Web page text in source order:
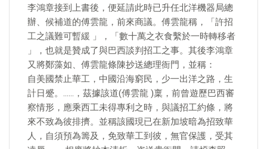
李鴻章接到上書後，便延請此時已升任北洋機器局總
辦、候補道的傅雲龍，前來商議。傅雲龍稱，「許招
工之議難可暫緩 」，「數十萬之衣食繫於一時轉移者
」，也就是贊成了與巴西談判招工之事。其後李鴻章
又將鄭藻如、傅雲龍條陳抄送總理衙門，並稱：
自美國禁止華工，中國沿海窮民，少一出洋之路，生
計日蹙。……，茲據該道(傅雲龍 )稟，前曾遊歷巴西審
察情形，應乘西工未得專利之時，與議招工約條，將
來不致為彼排擠。並稱該國現已在新加坡暗為招致華
人，自須預為籌及，免致華工到彼，無官保護，受其